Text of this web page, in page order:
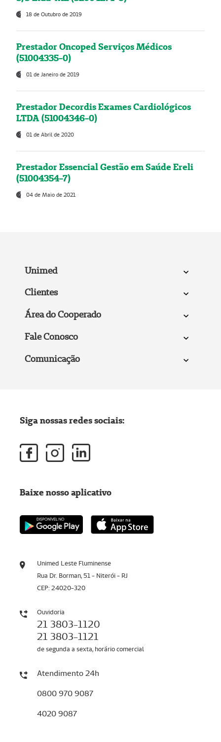
18 de Outubro de 2019
Prestador Oncoped Serviços Médicos
(51004335-0)
01 de Janeiro de 2019
Prestador Decordis Exames Cardiológicos
LTDA (51004346-0)
01 de Abril de 2020
Prestador Essencial Gestão em Saúde Ereli
(51004354-7)
04 de Maio de 2021
Unimed
Clientes
Área do Cooperado
Fale Conosco
Comunicação
Unimed Leste Fluminense
Rua Dr. Borman, 51 - Niterói - RJ
CEP: 24020-320
Ouvidoria
21 3803-1120
21 3803-1121
de segunda a sexta, horário comercial
Atendimento 24h
0800 970 9087
4020 9087
Siga nossas redes sociais:
Baixe nosso aplicativo